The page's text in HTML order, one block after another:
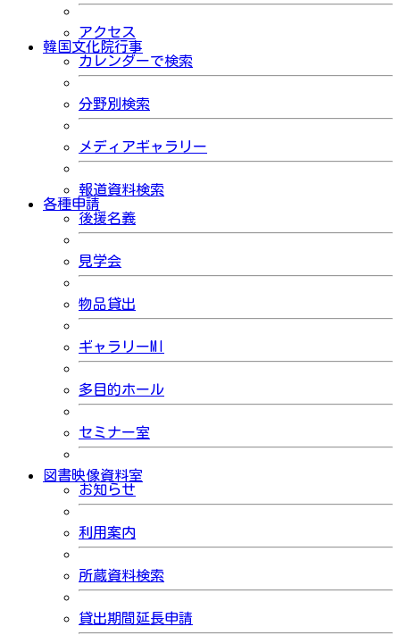
アクセス
韓国文化院行事
カレンダーで検索
分野別検索
メディアギャラリー
報道資料検索
各種申請
後援名義
見学会
物品貸出
ギャラリーMI
多目的ホール
セミナー室
図書映像資料室
お知らせ
利用案内
所蔵資料検索
貸出期間延長申請